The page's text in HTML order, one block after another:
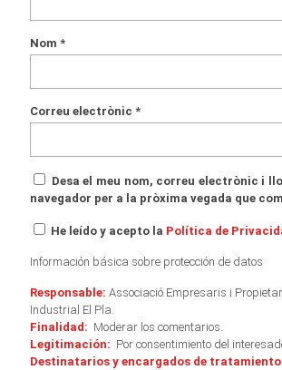
Nom *
Correu electrònic *
Desa el meu nom, correu electrònic i
navegador per a la pròxima vegada que
He leído y acepto la Política de
Información básica sobre protección de datos
Responsable: Associació Empresaris i
Industrial El Pla.
Finalidad: Moderar los comentarios.
Legitimación: Por consentimiento del
Destinatarios y encargados de